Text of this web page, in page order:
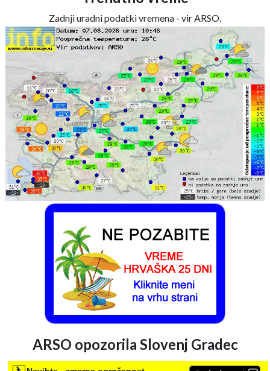
Zadnji uradni podatki vremena - vir ARSO.
ARSO opozorila Slovenj Gradec